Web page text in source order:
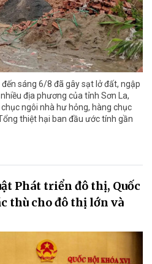
sáng 6/8 đã gây sạt lở đất, ngập
địa phương của tỉnh Sơn La,
ngôi nhà hư hỏng, hàng chục
thiệt hại ban đầu ước tính gần
Phát triển đô thị, Quốc
thù cho đô thị lớn và